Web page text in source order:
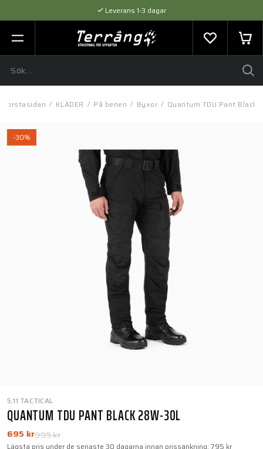
Leverans 1-3 dagar
Flexibel betalning med SVEA
Expertråd & Kvalitetsprodukter
Förstasidan / KLÄDER / På benen / Byxor / Quantum TDU Pant Black
-30%
5.11 TACTICAL
QUANTUM TDU PANT BLACK 28W-30L
995 kr
695 kr
Lägsta pris under de senaste 30 dagarna innan prissänkning: 795 kr